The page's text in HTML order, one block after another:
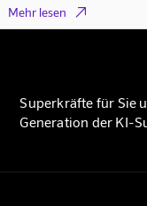
Mehr lesen 
Superkräfte für Sie
Generation der KI-